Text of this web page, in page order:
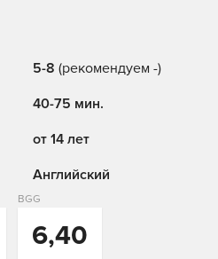
5-8 (рекомендуем -)
40-75 мин.
от 14 лет
Английский
BGG
6,40